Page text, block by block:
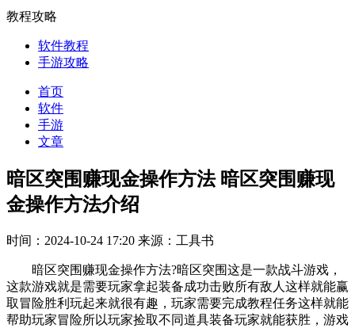
教程攻略
软件教程
手游攻略
首页
软件
手游
文章
暗区突围赚现金操作方法 暗区突围赚现
金操作方法介绍
时间：2024-10-24 17:20 来源：工具书
暗区突围赚现金操作方法?暗区突围这是一款战斗游戏，
这款游戏就是需要玩家拿起装备成功击败所有敌人这样就能赢
取冒险胜利玩起来就很有趣，玩家需要完成教程任务这样就能
帮助玩家冒险所以玩家捡取不同道具装备玩家就能获胜，游戏